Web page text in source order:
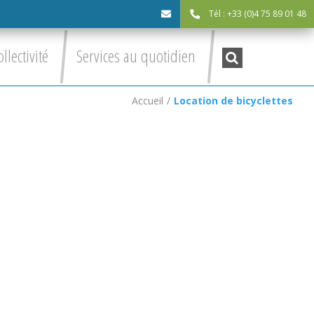
Tél : +33 (0)4 75 89 01 48
Services au quotidien Recherche
:
Accueil / Location de bicyclettes